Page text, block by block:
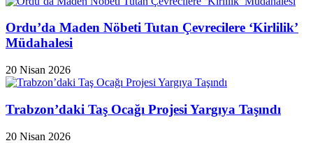
Ordu’da Maden Nöbeti Tutan Çevrecilere ‘Kirlilik’
Müdahalesi
20 Nisan 2026
Trabzon’daki Taş Ocağı Projesi Yargıya Taşındı
20 Nisan 2026